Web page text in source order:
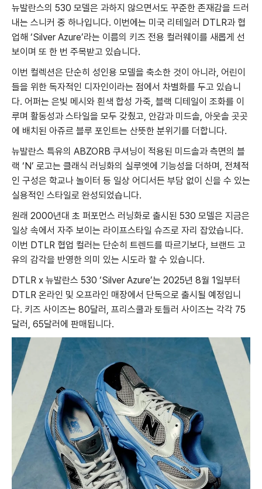
뉴발란스의 530 모델은 과하지 않으면서도 꾸준한 존재감을 드러
내는 스니커 중 하나입니다. 이번에는 미국 리테일러 DTLR과 협
업해 ‘Silver Azure’라는 이름의 키즈 전용 컬러웨이를 새롭게 선
보이며 또 한 번 주목받고 있습니다.
이번 컬렉션은 단순히 성인용 모델을 축소한 것이 아니라, 어린이
들을 위한 독자적인 디자인이라는 점에서 차별화를 두고 있습니
다. 어퍼는 은빛 메시와 흰색 합성 가죽, 블랙 디테일이 조화를 이
루며 활동성과 스타일을 모두 갖췄고, 안감과 미드솔, 아웃솔 곳곳
에 배치된 아쥬르 블루 포인트는 산뜻한 분위기를 더합니다.
뉴발란스 특유의 ABZORB 쿠셔닝이 적용된 미드솔과 측면의 블
랙 ‘N’ 로고는 클래식 러닝화의 실루엣에 기능성을 더하며, 전체적
인 구성은 학교나 놀이터 등 일상 어디서든 부담 없이 신을 수 있는
실용적인 스타일로 완성되었습니다.
원래 2000년대 초 퍼포먼스 러닝화로 출시된 530 모델은 지금은
일상 속에서 자주 보이는 라이프스타일 슈즈로 자리 잡았습니다.
이번 DTLR 협업 컬러는 단순히 트렌드를 따르기보다, 브랜드 고
유의 감각을 반영한 의미 있는 시도라 할 수 있습니다.
DTLR x 뉴발란스 530 ‘Silver Azure’는 2025년 8월 1일부터
DTLR 온라인 및 오프라인 매장에서 단독으로 출시될 예정입니
다. 키즈 사이즈는 80달러, 프리스쿨과 토들러 사이즈는 각각 75
달러, 65달러에 판매됩니다.